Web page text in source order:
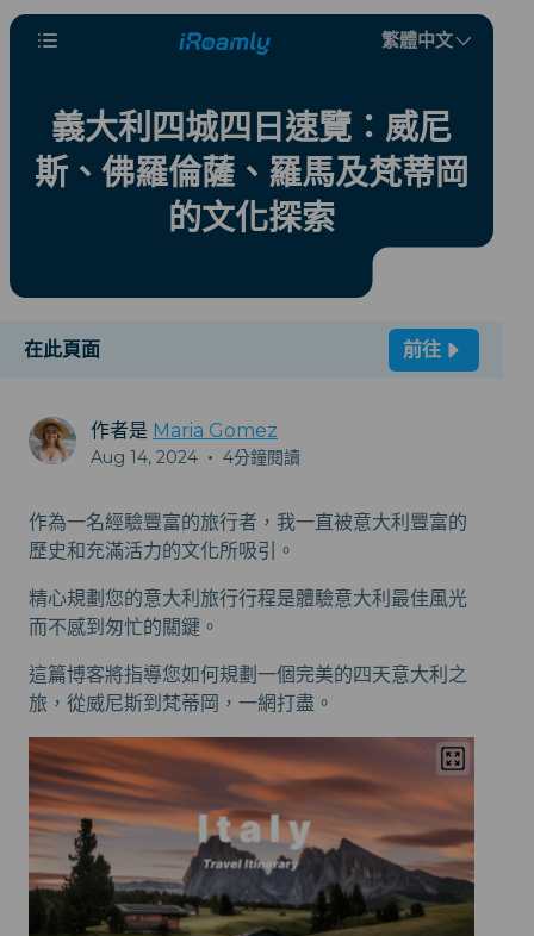
繁體中文
義大利四城四日速覽：威尼
斯、佛羅倫薩、羅馬及梵蒂岡
的文化探索
在此頁面 前往
作者是 Maria Gomez
Aug 14, 2024 • 4分鐘閱讀
作為一名經驗豐富的旅行者，我一直被意大利豐富的
歷史和充滿活力的文化所吸引。
精心規劃您的意大利旅行行程是體驗意大利最佳風光
而不感到匆忙的關鍵。
這篇博客將指導您如何規劃一個完美的四天意大利之
旅，從威尼斯到梵蒂岡，一網打盡。